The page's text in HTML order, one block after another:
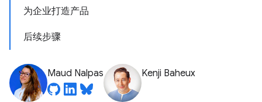
为企业打造产品
后续步骤
Maud Nalpas Kenji Baheux